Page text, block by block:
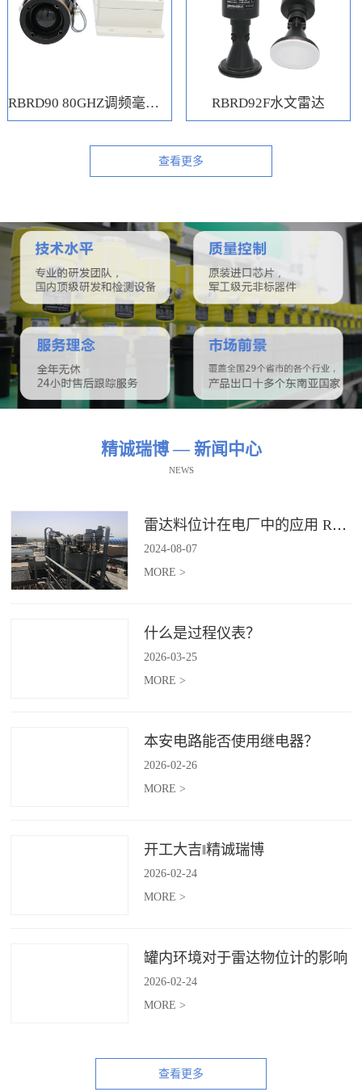
RBRD90 80GHZ调频毫米波水位计 RBRD92F水文雷达
查看更多
精诚瑞博 — 新闻中心
NEWS
雷达料位计在电厂中的应用 RBRDZB-71-6-C
2024-08-07
MORE >
什么是过程仪表？
2026-03-25
MORE >
本安电路能否使用继电器？
2026-02-26
MORE >
开工大吉‖精诚瑞博
2026-02-24
MORE >
罐内环境对于雷达物位计的影响
2026-02-24
MORE >
查看更多